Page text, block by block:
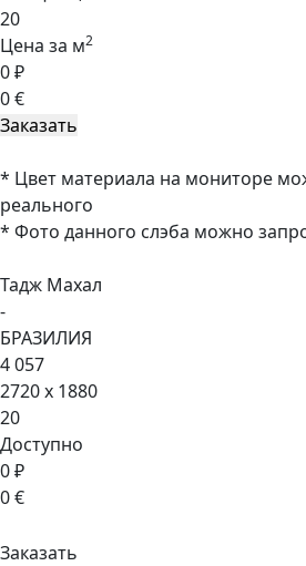
20
Цена за м2
0 ₽
0 €
* Цвет материала на мониторе
реального
* Фото данного слэба можно
Тадж Махал
-
БРАЗИЛИЯ
4 057
2720 x 1880
20
Доступно
0 ₽
0 €
Заказать